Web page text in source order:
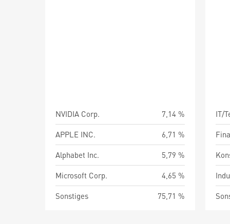
NVIDIA Corp.
7,14 %
APPLE INC.
6,71 %
Alphabet Inc.
5,79 %
Microsoft Corp.
4,65 %
Sonstiges
75,71 %
IT/